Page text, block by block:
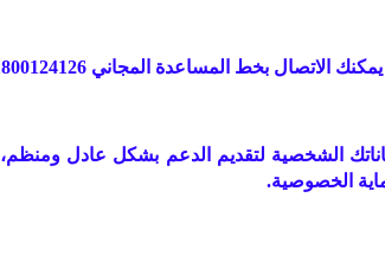
المساعدة المجاني 1800124126 أو زيارة صفحة الأسئلة الشائعة.
الشخصية لتقديم الدعم بشكل عادل
الخصوصية.